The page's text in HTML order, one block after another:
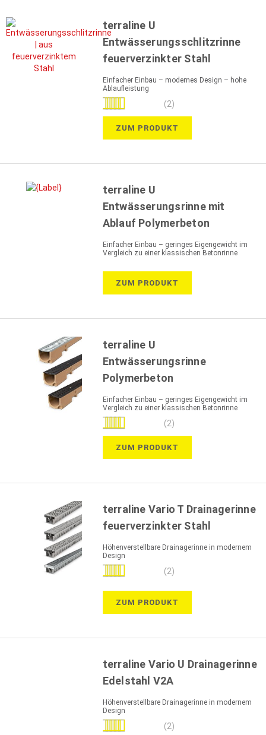
terraline U
Entwässerungsschlitzrinne
feuerverzinkter Stahl
Einfacher Einbau – modernes Design – hohe
Ablaufleistung
Bewertung:
100%
(2)
ZUM PRODUKT
terraline U
Entwässerungsrinne mit
Ablauf Polymerbeton
Einfacher Einbau – geringes Eigengewicht im
Vergleich zu einer klassischen Betonrinne
ZUM PRODUKT
terraline U
Entwässerungsrinne
Polymerbeton
Einfacher Einbau – geringes Eigengewicht im
Vergleich zu einer klassischen Betonrinne
Bewertung:
100%
(2)
ZUM PRODUKT
terraline Vario T Drainagerinne
feuerverzinkter Stahl
Höhenverstellbare Drainagerinne in modernem
Design
Bewertung:
(2)
ZUM PRODUKT
terraline Vario U Drainagerinne
Edelstahl V2A
Höhenverstellbare Drainagerinne in modernem
Design
Bewertung:
(2)